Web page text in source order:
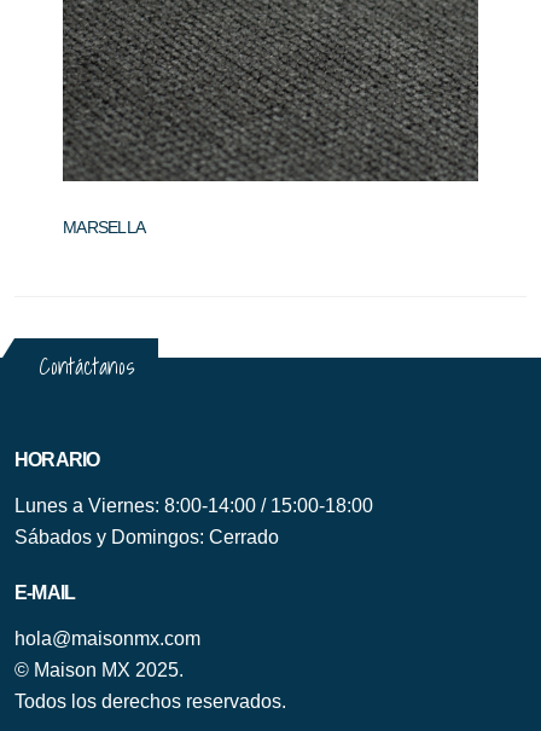
MARSELLA
Contáctanos
HORARIO
Lunes a Viernes: 8:00-14:00 / 15:00-18:00
Sábados y Domingos: Cerrado
E-MAIL
hola@maisonmx.com
© Maison MX 2025.
Todos los derechos reservados.